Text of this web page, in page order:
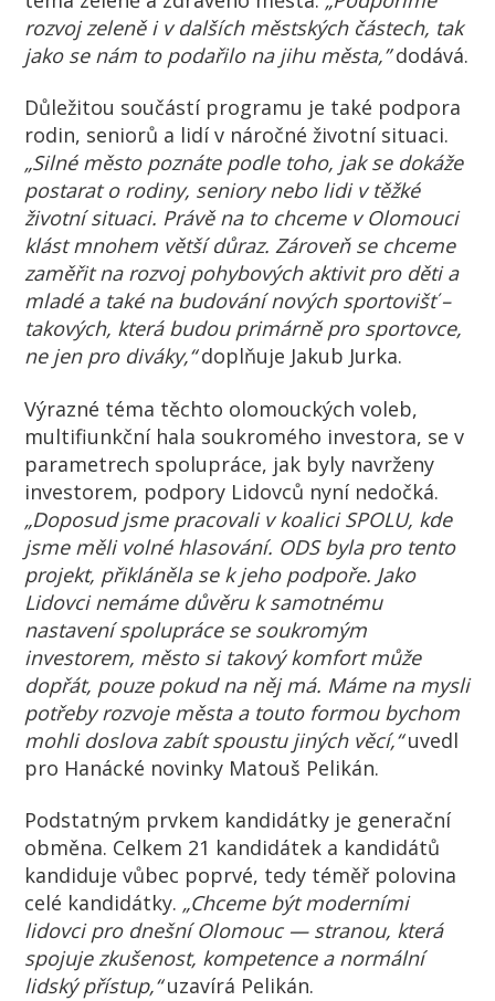
rozvoj zeleně i v dalších městských částech, tak
jako se nám to podařilo na jihu města,”dodává.
Důležitou součástí programu je také podpora
rodin, seniorů a lidí v náročné životní situaci.
„Silné město poznáte podle toho, jak se dokáže
postarat o rodiny, seniory nebo lidi v těžké
životní situaci. Právě na to chceme v Olomouci
klást mnohem větší důraz. Zároveň se chceme
zaměřit na rozvoj pohybových aktivit pro děti a
mladé a také na budování nových sportovišť –
takových, která budou primárně pro sportovce,
ne jen pro diváky,“doplňuje Jakub Jurka.
Výrazné téma těchto olomouckých voleb,
multifiunkční hala soukromého investora, se v
parametrech spolupráce, jak byly navrženy
investorem, podpory Lidovců nyní nedočká.
„Doposud jsme pracovali v koalici SPOLU, kde
jsme měli volné hlasování. ODS byla pro tento
projekt, přikláněla se k jeho podpoře. Jako
Lidovci nemáme důvěru k samotnému
nastavení spolupráce se soukromým
investorem, město si takový komfort může
dopřát, pouze pokud na něj má. Máme na mysli
potřeby rozvoje města a touto formou bychom
mohli doslova zabít spoustu jiných věcí,“uvedl
pro Hanácké novinky Matouš Pelikán.
Podstatným prvkem kandidátky je generační
obměna. Celkem 21 kandidátek a kandidátů
kandiduje vůbec poprvé, tedy téměř polovina
celé kandidátky. „Chceme být moderními
lidovci pro dnešní Olomouc — stranou, která
spojuje zkušenost, kompetence a normální
lidský přístup,“uzavírá Pelikán.